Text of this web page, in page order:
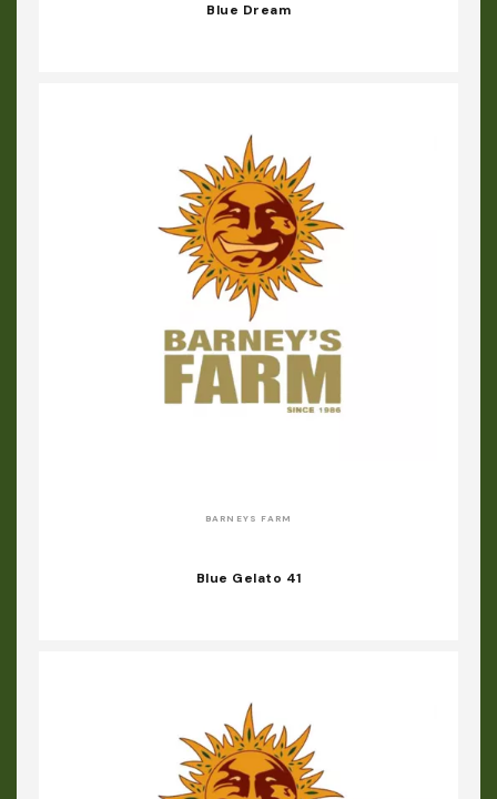
Blue Dream
BARNEYS FARM
Blue Gelato 41